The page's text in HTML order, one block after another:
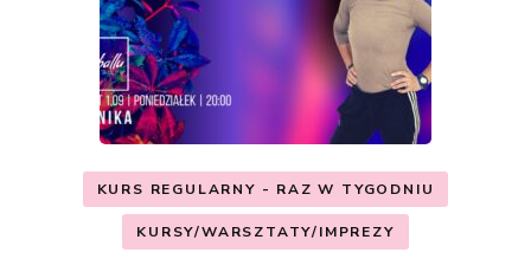
KURS REGULARNY - RAZ W TYGODNIU
KURSY/WARSZTATY/IMPREZY